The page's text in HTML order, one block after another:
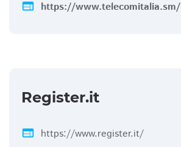
web https://www.telecomitalia.sm/
Register.it
web https://www.register.it/